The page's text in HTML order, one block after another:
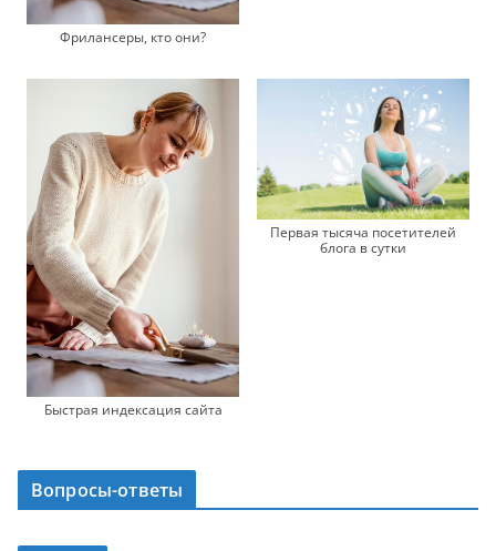
Фрилансеры, кто они?
Быстрая индексация сайта
Первая тысяча посетителей
блога в сутки
Вопросы-ответы